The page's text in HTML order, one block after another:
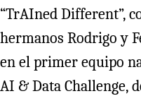
“TrAIned Different”,
hermanos Rodrigo y
en el primer equipo
AI & Data Challenge,